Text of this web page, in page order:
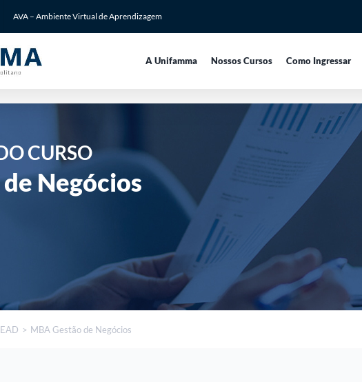
AVA – Ambiente Virtual de Aprendizagem
A Unifamma Nossos Cursos Como Ingressar
CURSO
Negócios
EAD MBA Gestão de Negócios